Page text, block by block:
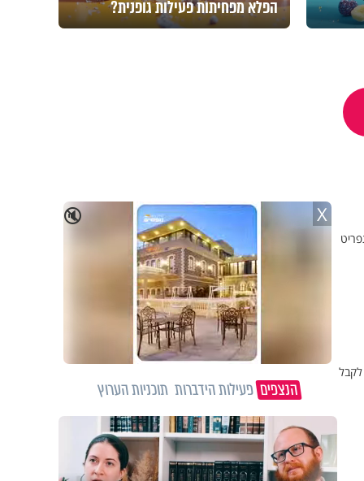
הפלא מפחיתות פעילות גופנית?
לקבל
🔇 X
הנצפיםפעילות הידברות תוכניות הערוץ